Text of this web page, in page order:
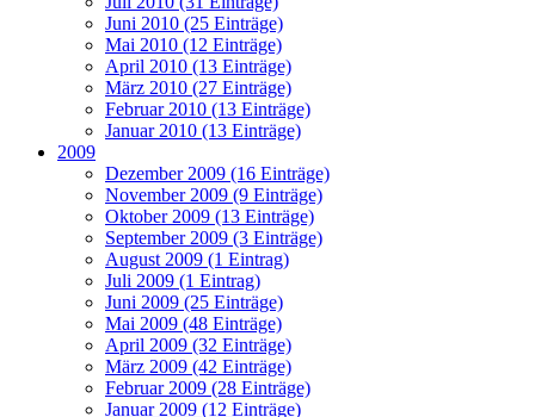
Juni 2010 (25 Einträge)
Mai 2010 (12 Einträge)
April 2010 (13 Einträge)
März 2010 (27 Einträge)
Februar 2010 (13 Einträge)
Januar 2010 (13 Einträge)
2009
Dezember 2009 (16 Einträge)
November 2009 (9 Einträge)
Oktober 2009 (13 Einträge)
September 2009 (3 Einträge)
August 2009 (1 Eintrag)
Juli 2009 (1 Eintrag)
Juni 2009 (25 Einträge)
Mai 2009 (48 Einträge)
April 2009 (32 Einträge)
März 2009 (42 Einträge)
Februar 2009 (28 Einträge)
Januar 2009 (12 Einträge)